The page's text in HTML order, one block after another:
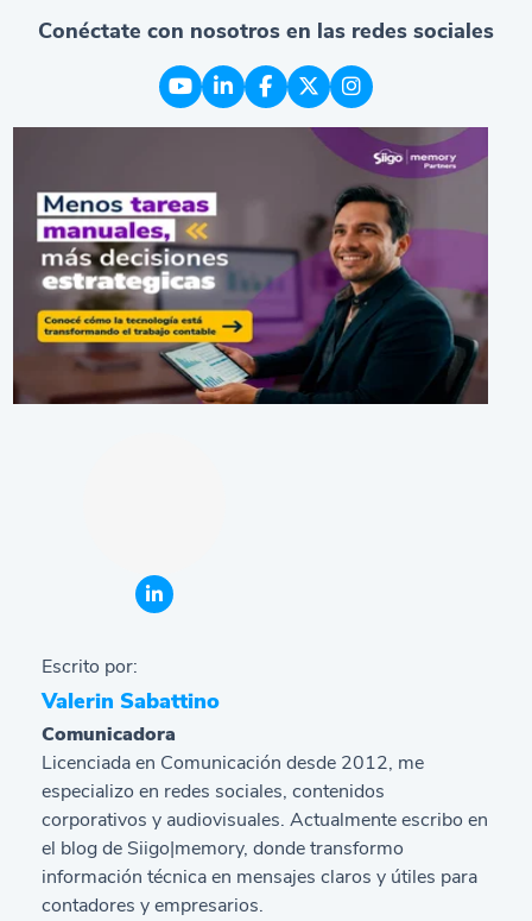
Conéctate con nosotros en las redes sociales
Escrito por:
Valerin Sabattino
Comunicadora
Licenciada en Comunicación desde 2012, me
especializo en redes sociales, contenidos
corporativos y audiovisuales. Actualmente escribo en
el blog de Siigo|memory, donde transformo
información técnica en mensajes claros y útiles para
contadores y empresarios.